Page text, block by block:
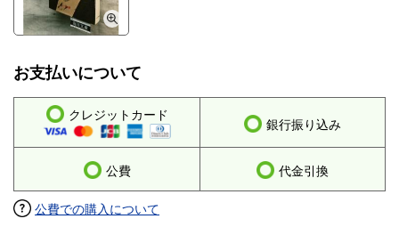
お支払いについて
クレジットカード
銀行振り込み
公費 代金引換
公費での購入について